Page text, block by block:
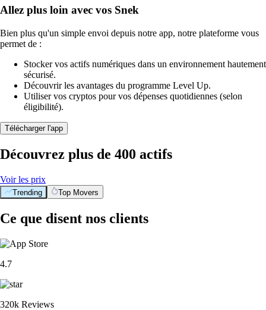
Allez plus loin avec vos Snek
Bien plus qu'un simple envoi depuis notre app, notre plateforme vous
permet de :
Stocker vos actifs numériques dans un environnement hautement
sécurisé.
Découvrir les avantages du programme Level Up.
Utiliser vos cryptos pour vos dépenses quotidiennes (selon
éligibilité).
Télécharger l'app
Découvrez plus de 400 actifs
Voir les prix
Trending Top Movers
Ce que disent nos clients
4.7
320k Reviews